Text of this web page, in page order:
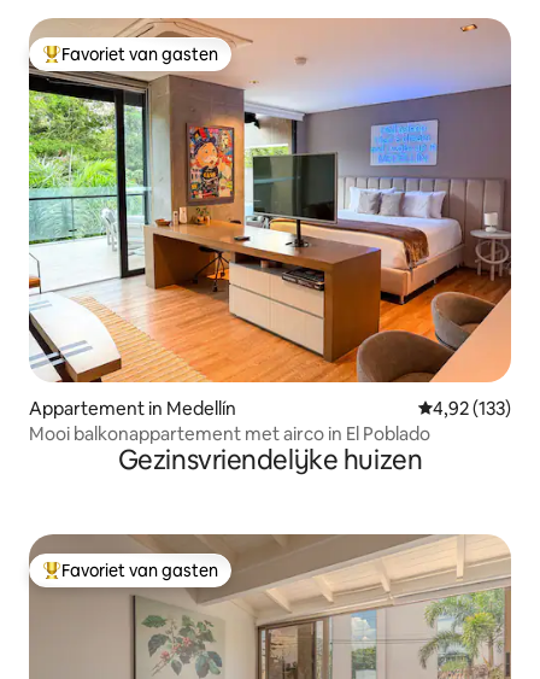
Topfavoriet van gasten
Favoriet van gasten
Appartement in Medellín Gemiddelde
4,92 (133)
Mooi balkonappartement met airco in El Poblado
Gezinsvriendelijke huizen
Topfavoriet van gasten
Favoriet van gasten